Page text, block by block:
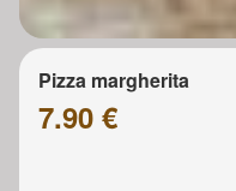
Pizza margherita
7.90 €